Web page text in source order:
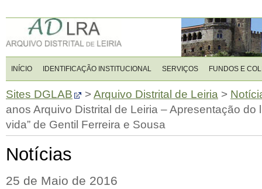
INÍCIO IDENTIFICAÇÃO INSTITUCIONAL SERVIÇOS FUNDOS E
Sites DGLAB >Arquivo Distrital de Leiria >
anos Arquivo Distrital de Leiria – Apresentação do
vida” de Gentil Ferreira e Sousa
Notícias
25 de Maio de 2016